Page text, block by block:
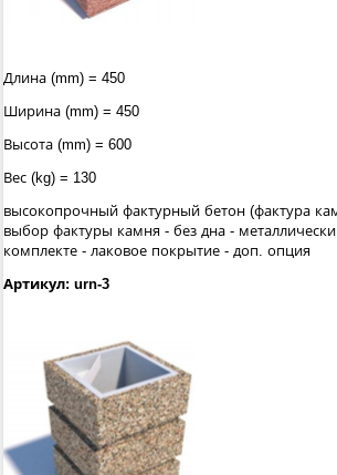
Длина (mm) = 450
Ширина (mm) = 450
Высота (mm) = 600
Вес (kg) = 130
высокопрочный фактурный бетон (фактура
выбор фактуры камня - без дна -
комплекте - лаковое покрытие - доп. опция
Артикул: urn-3